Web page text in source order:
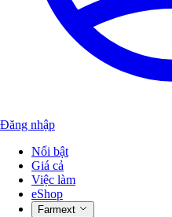
Đăng nhập
Nổi bật
Giá cả
Việc làm
eShop
Farmext